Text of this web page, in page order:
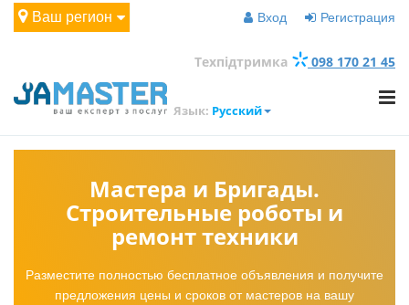
Ваш регион Вход Регистрация
Техпідтримка 098 170 21 45
Язык: Русский
Мастера и Бригады.
Строительные роботы и
ремонт техники
Разместите полностью бесплатное объявления и получите
предложения цены и сроков от мастеров на вашу